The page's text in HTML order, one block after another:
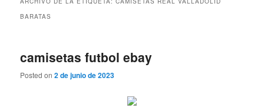
BARATAS
camisetas futbol ebay
Posted on2 de junio de 2023